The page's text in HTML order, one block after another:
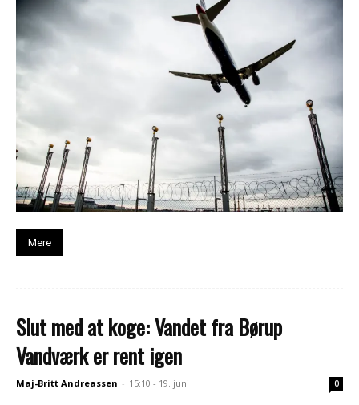
Mere
Slut med at koge: Vandet fra Børup
Vandværk er rent igen
Maj-Britt Andreassen - 15:10 - 19. juni 0